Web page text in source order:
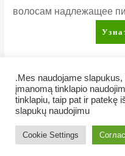
волосам надлежащее
в-1
Copyright
Как купить
.Mes naudojame
įmanomą tinklapio
tinklapiu, taip pat ir patekę
slapukų naudojimu
Cookie Settings